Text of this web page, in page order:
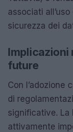
associati
sicurezza dei
Implicazioni
future
Con l’adozione
di
significative. La
attivamente